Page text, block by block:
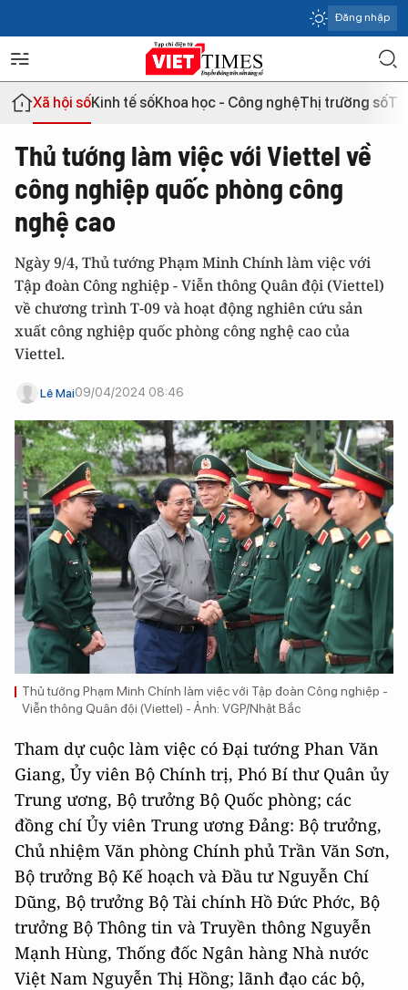
Đăng nhập
Xã hội sốKinh tế sốKhoa học - Công nghệThị trường số
Thủ tướng làm việc với Viettel về
công nghiệp quốc phòng công
nghệ cao
Ngày 9/4, Thủ tướng Phạm Minh Chính làm việc với
Tập đoàn Công nghiệp - Viễn thông Quân đội (Viettel)
về chương trình T-09 và hoạt động nghiên cứu sản
xuất công nghiệp quốc phòng công nghệ cao của
Viettel.
Lê Mai09/04/2024 08:46
Thủ tướng Phạm Minh Chính làm việc với Tập đoàn Công nghiệp -
Viễn thông Quân đội (Viettel) - Ảnh: VGP/Nhật Bắc
Tham dự cuộc làm việc có Đại tướng Phan Văn
Giang, Ủy viên Bộ Chính trị, Phó Bí thư Quân ủy
Trung ương, Bộ trưởng Bộ Quốc phòng; các
đồng chí Ủy viên Trung ương Đảng: Bộ trưởng,
Chủ nhiệm Văn phòng Chính phủ Trần Văn Sơn,
Bộ trưởng Bộ Kế hoạch và Đầu tư Nguyễn Chí
Dũng, Bộ trưởng Bộ Tài chính Hồ Đức Phớc, Bộ
trưởng Bộ Thông tin và Truyền thông Nguyễn
Mạnh Hùng, Thống đốc Ngân hàng Nhà nước
Việt Nam Nguyễn Thị Hồng; lãnh đạo các bộ,